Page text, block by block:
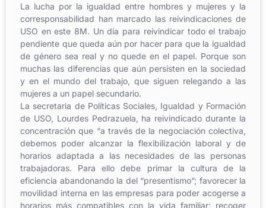
La lucha por la igualdad entre hombres y mujeres y la
corresponsabilidad han marcado las reivindicaciones de
USO en este 8M. Un día para reivindicar todo el trabajo
pendiente que queda aún por hacer para que la igualdad
de género sea real y no quede en el papel. Porque son
muchas las diferencias que aún persisten en la sociedad
y en el mundo del trabajo, que siguen relegando a las
mujeres a un papel secundario.
La secretaria de Políticas Sociales, Igualdad y Formación
de USO, Lourdes Pedrazuela, ha reivindicado durante la
concentración que “a través de la negociación colectiva,
debemos poder alcanzar la flexibilización laboral y de
horarios adaptada a las necesidades de las personas
trabajadoras. Para ello debe primar la cultura de la
eficiencia abandonando la del “presentismo”; favorecer la
movilidad interna en las empresas para poder acogerse a
horarios más compatibles con la vida familiar; recoger